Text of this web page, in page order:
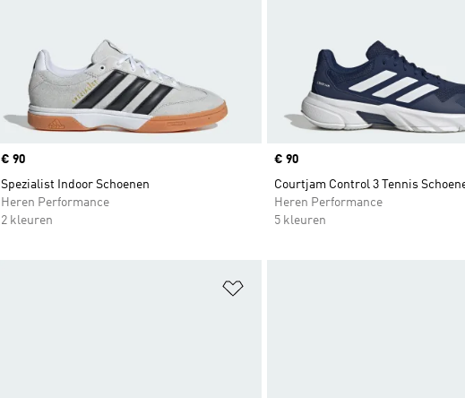
Price
€ 90
Spezialist Indoor Schoenen
Heren Performance
2 kleuren
Price
€ 90
Courtjam Control 3 Tennis
Heren Performance
5 kleuren